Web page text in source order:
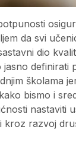
da svi
dio
definirati
školama
bismo i
nastaviti
razvoj